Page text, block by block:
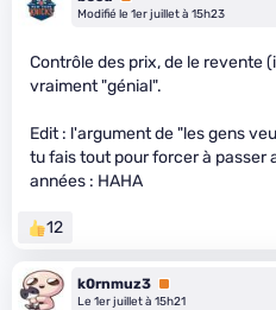
Modifié le 1er juillet à 15h23
Contrôle des prix, de le revente
vraiment "génial".
Edit : l'argument de "les gens
tu fais tout pour forcer à passer
années : HAHA
12
k0rnmuz3 Premium
Le 1er juillet à 15h21